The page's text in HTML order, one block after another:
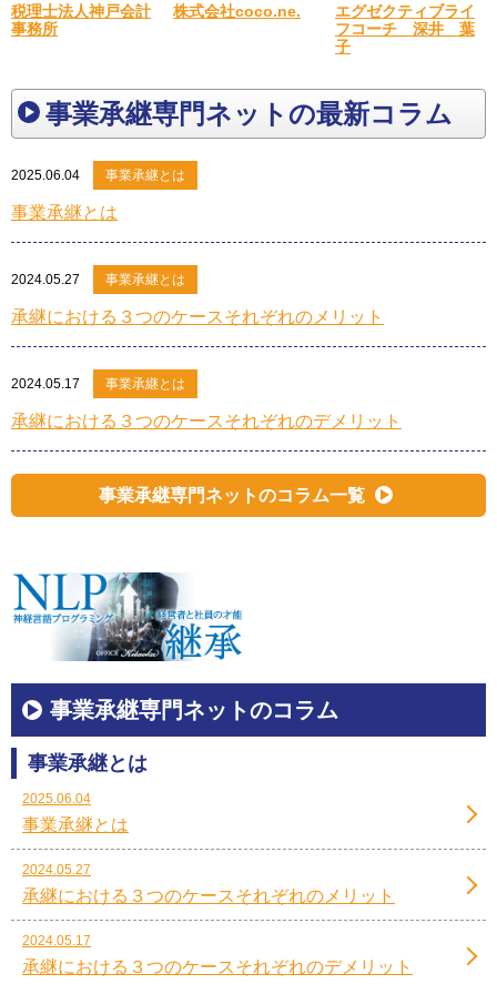
税理士法人神戸会計
事務所
株式会社coco.ne.
エグゼクティブライ
フコーチ 深井 葉
子
事業承継専門ネットの最新コラム
2025.06.04 事業承継とは
事業承継とは
2024.05.27 事業承継とは
承継における３つのケースそれぞれのメリット
2024.05.17 事業承継とは
承継における３つのケースそれぞれのデメリット
事業承継専門ネットのコラム一覧
事業承継専門ネットのコラム
事業承継とは
2025.06.04
事業承継とは
2024.05.27
承継における３つのケースそれぞれのメリット
2024.05.17
承継における３つのケースそれぞれのデメリット